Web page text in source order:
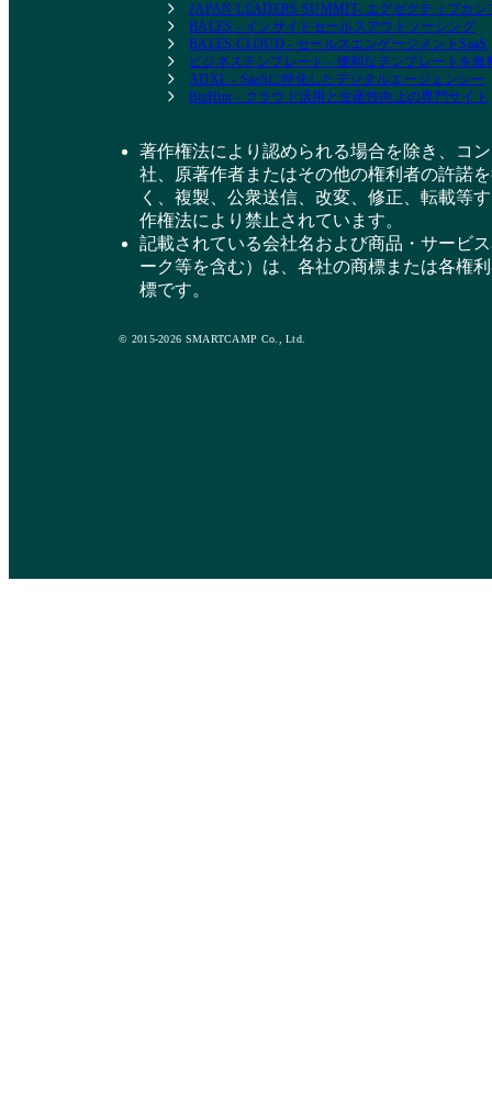
JAPAN LEADERS SUMMIT- エグゼクティブカン
BALES - インサイドセールスアウトソーシング
BALES CLOUD - セールスエンゲージメントSaaS
ビジネステンプレート - 便利なテンプレートを無
ADXL - SaaSに特化したデジタルエージェンシー
BizHint - クラウド活用と生産性向上の専門サイト
著作権法により認められる場合を除き、コ
社、原著作者またはその他の権利者の許諾
く、複製、公衆送信、改変、修正、転載等
作権法により禁止されています。
記載されている会社名および商品・サービ
ーク等を含む）は、各社の商標または各権
標です。
© 2015-2026 SMARTCAMP Co., Ltd.